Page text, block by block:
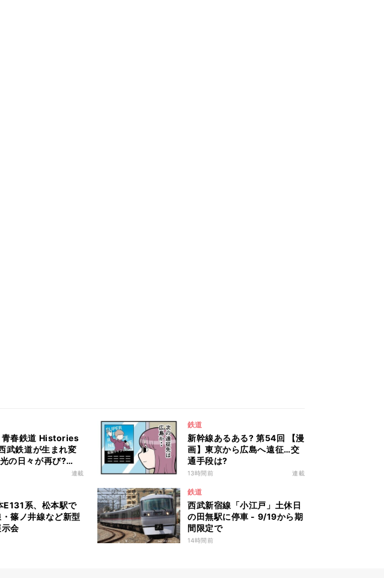
青春鉄道 Histories
武鉄道が生まれ変
の日々が再び?
スの撤退」
連載
鉄道
新幹線あるある? 第54回 【漫
画】東京から広島へ遠征…交
通手段は?
13時間前 連載
E131系、松本駅で
篠ノ井線など新型
会
鉄道
西武新宿線「小江戸」土休日
の田無駅に停車 - 9/19から期
間限定で
14時間前